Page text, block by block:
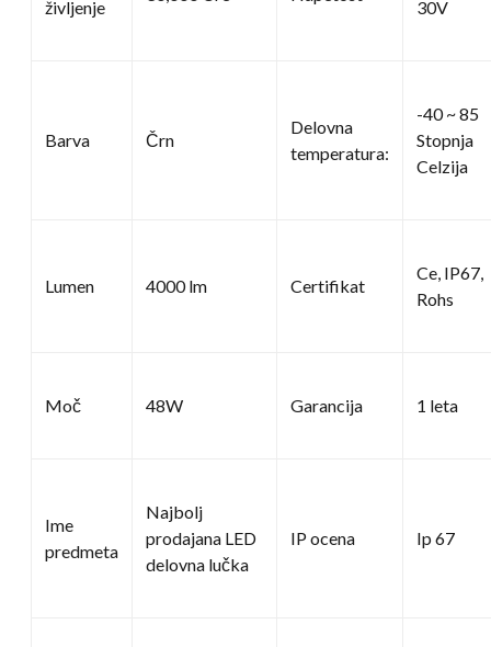
življenje
30V
Barva Črn
Delovna
temperatura:
-40 ~ 85
Stopnja
Celzija
Lumen 4000 lm Certifikat
Ce, IP67,
Rohs
Moč 48W Garancija 1 leta
Ime
predmeta
Najbolj
prodajana LED
delovna lučka
IP ocena Ip 67